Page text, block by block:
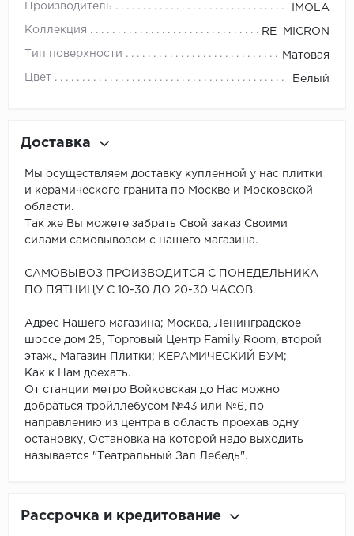
Производитель IMOLA
Коллекция RE_MICRON
Тип поверхности Матовая
Цвет Белый
Доставка
Мы осуществляем доставку купленной у нас плитки
и керамического гранита по Москве и Московской
области.
Так же Вы можете забрать Свой заказ Своими
силами самовывозом с нашего магазина.
САМОВЫВОЗ ПРОИЗВОДИТСЯ С ПОНЕДЕЛЬНИКА
ПО ПЯТНИЦУ С 10-30 ДО 20-30 ЧАСОВ.
Адрес Нашего магазина; Москва, Ленинградское
шоссе дом 25, Торговый Центр Family Room, второй
этаж., Магазин Плитки; КЕРАМИЧЕСКИЙ БУМ;
Как к Нам доехать.
От станции метро Войковская до Нас можно
добраться тройллебусом №43 или №6, по
направлению из центра в область проехав одну
остановку, Остановка на которой надо выходить
называется "Театральный Зал Лебедь".
Рассрочка и кредитование